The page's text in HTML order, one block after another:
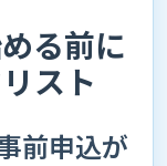
る前に
スト
前申込が